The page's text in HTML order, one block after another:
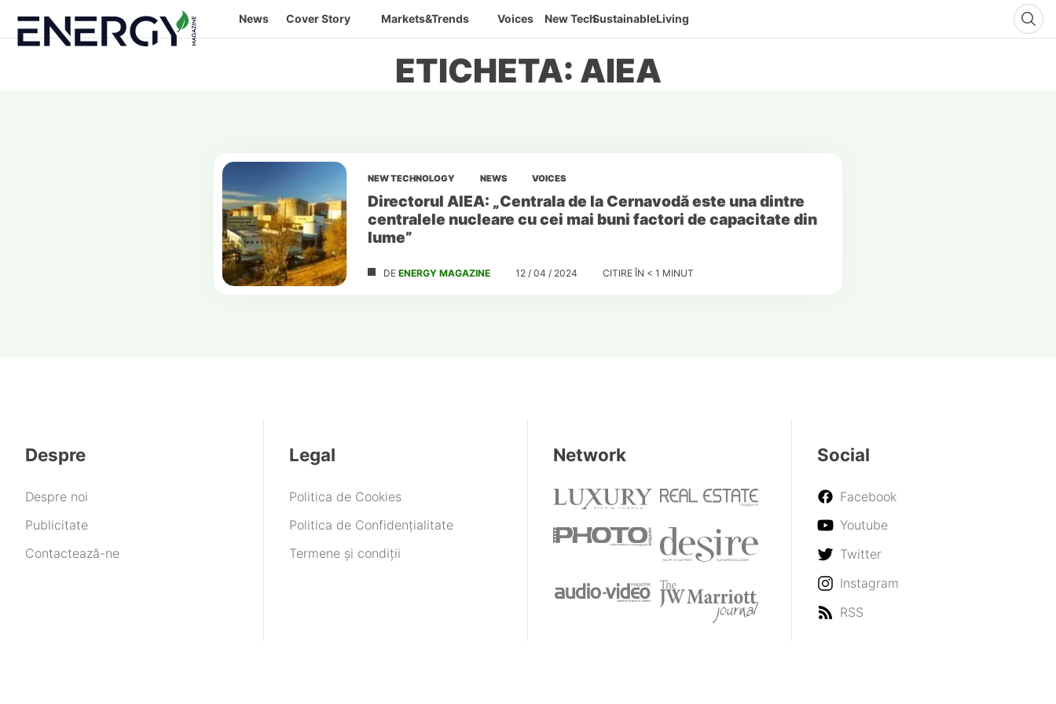
content
News Cover Story Markets&Trends Voices New TechSustainableLiving
ETICHETA: AIEA
NEW TECHNOLOGY NEWS VOICES
Directorul AIEA: „Centrala de la Cernavodă este una dintre
centralele nucleare cu cei mai buni factori de capacitate din
lume”
DE ENERGY MAGAZINE 12 / 04 / 2024 CITIRE ÎN < 1 MINUT
Despre
Despre noi
Publicitate
Contactează-ne
Legal
Politica de Cookies
Politica de Confidențialitate
Termene și condiții
Network Social
Facebook
Youtube
Twitter
Instagram
RSS